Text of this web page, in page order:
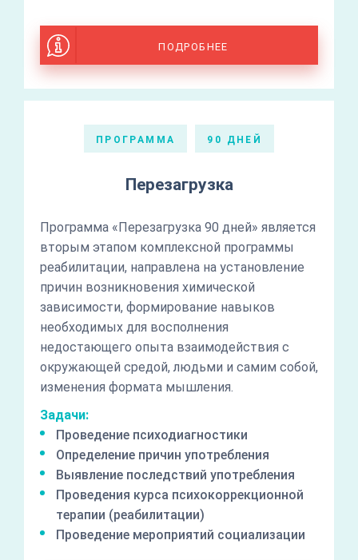
ПОДРОБНЕЕ
ПРОГРАММА 90 ДНЕЙ
Перезагрузка
Программа «Перезагрузка 90 дней» является
вторым этапом комплексной программы
реабилитации, направлена на установление
причин возникновения химической
зависимости, формирование навыков
необходимых для восполнения
недостающего опыта взаимодействия с
окружающей средой, людьми и самим собой,
изменения формата мышления.
Задачи:
Проведение психодиагностики
Определение причин употребления
Выявление последствий употребления
Проведения курса психокоррекционной
терапии (реабилитации)
Проведение мероприятий социализации